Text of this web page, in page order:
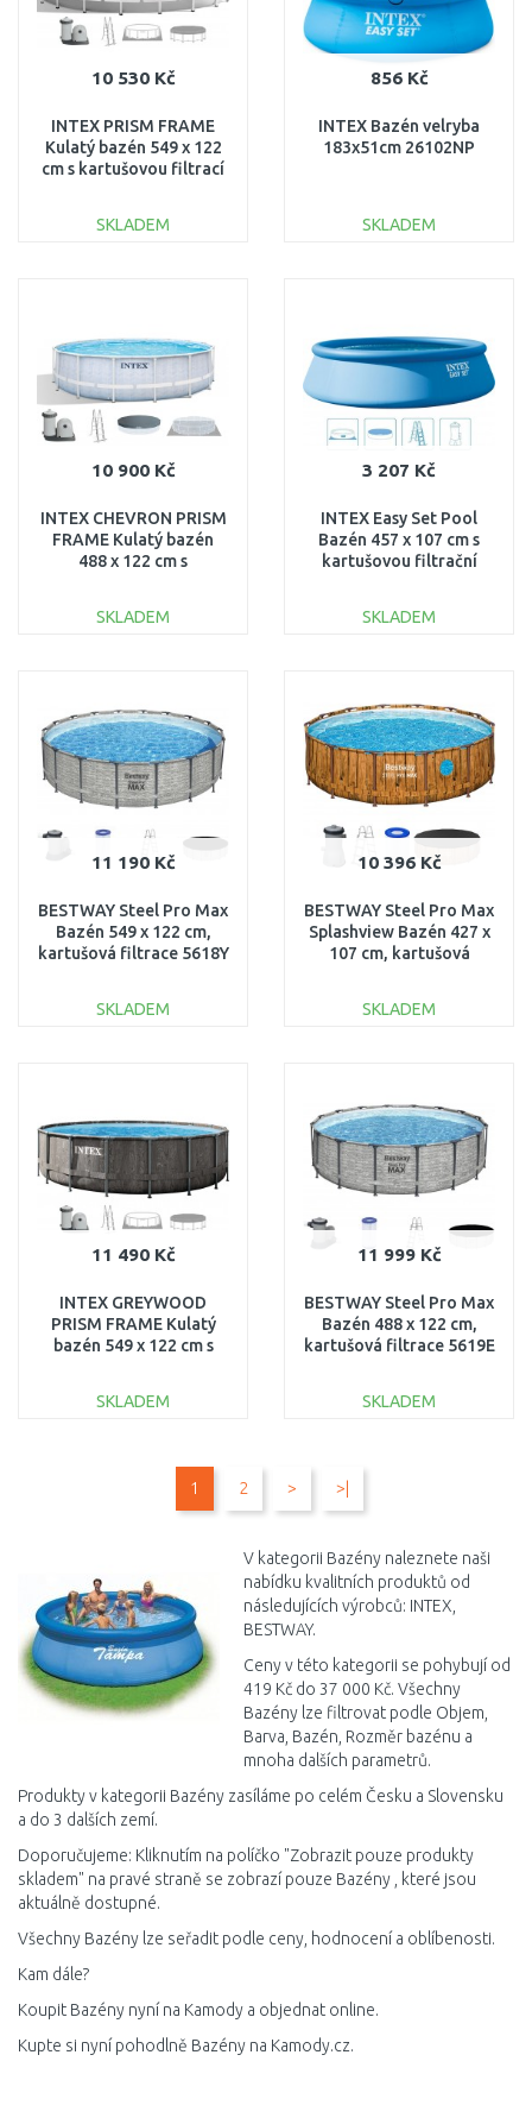
10 530 Kč
INTEX PRISM FRAME
Kulatý bazén 549 x 122
cm s kartušovou filtrací
SKLADEM
856 Kč
INTEX Bazén velryba
183x51cm 26102NP
SKLADEM
10 900 Kč
INTEX CHEVRON PRISM
FRAME Kulatý bazén
488 x 122 cm s
SKLADEM
Porovnat
3 207 Kč
INTEX Easy Set Pool
Bazén 457 x 107 cm s
kartušovou filtrační
SKLADEM
Porovnat
11 190 Kč
BESTWAY Steel Pro Max
Bazén 549 x 122 cm,
kartušová filtrace 5618Y
SKLADEM
10 396 Kč
BESTWAY Steel Pro Max
Splashview Bazén 427 x
107 cm, kartušová
SKLADEM
Porovnat
11 490 Kč
INTEX GREYWOOD
PRISM FRAME Kulatý
bazén 549 x 122 cm s
SKLADEM
11 999 Kč
BESTWAY Steel Pro Max
Bazén 488 x 122 cm,
kartušová filtrace 5619E
SKLADEM
1 2 > >|
V kategorii Bazény naleznete naši
nabídku kvalitních produktů od
následujících výrobců: INTEX,
BESTWAY.
Ceny v této kategorii se pohybují od
419 Kč do 37 000 Kč. Všechny
Bazény lze filtrovat podle Objem,
Barva, Bazén, Rozměr bazénu a
mnoha dalších parametrů.
Produkty v kategorii Bazény zasíláme po celém Česku a Slovensku
a do 3 dalších zemí.
Doporučujeme: Kliknutím na políčko "Zobrazit pouze produkty
skladem" na pravé straně se zobrazí pouze Bazény , které jsou
aktuálně dostupné.
Všechny Bazény lze seřadit podle ceny, hodnocení a oblíbenosti.
Kam dále?
Koupit Bazény nyní na Kamody a objednat online.
Kupte si nyní pohodlně Bazény na Kamody.cz.